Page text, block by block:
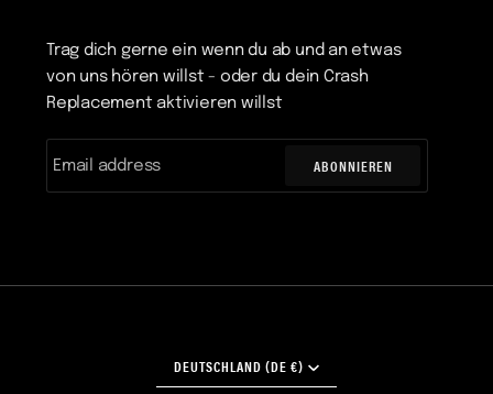
Trag dich gerne ein wenn du ab und an etwas
von uns hören willst - oder du dein Crash
Replacement aktivieren willst
ABONNIEREN
WÄHRUNG
DEUTSCHLAND (DE €)